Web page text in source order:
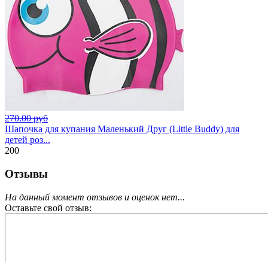
270.00 руб
Шапочка для купания Маленький Друг (Little Buddy) для
детей роз...
200
Отзывы
На данный момент отзывов и оценок нет...
Оставьте свой отзыв: